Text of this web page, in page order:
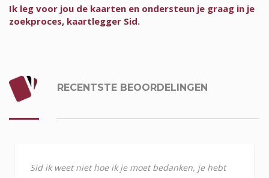
Ik leg voor jou de kaarten en ondersteun je graag in je
zoekproces, kaartlegger Sid.
RECENTSTE BEOORDELINGEN
Sid ik weet niet hoe ik je moet bedanken, je hebt